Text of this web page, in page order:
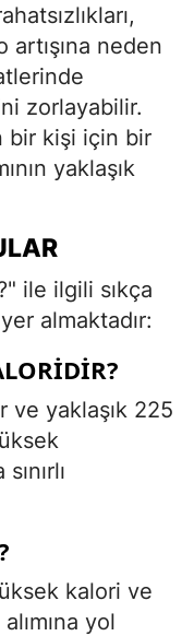
artışına neden
zorlayabilir.
bir kişi için bir
yaklaşık
ile ilgili sıkça
almaktadır:
ve yaklaşık 225
kalori ve
yol